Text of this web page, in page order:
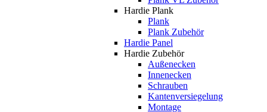
Hardie Plank
Plank
Plank Zubehör
Hardie Panel
Hardie Zubehör
Außenecken
Innenecken
Schrauben
Kantenversiegelung
Montage